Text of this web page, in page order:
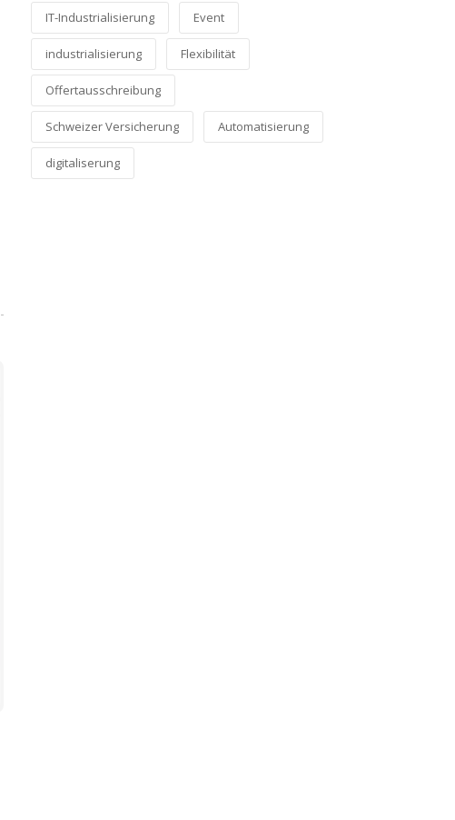
IT-Industrialisierung Event
industrialisierung Flexibilität
Offertausschreibung
Schweizer Versicherung Automatisierung
digitaliserung